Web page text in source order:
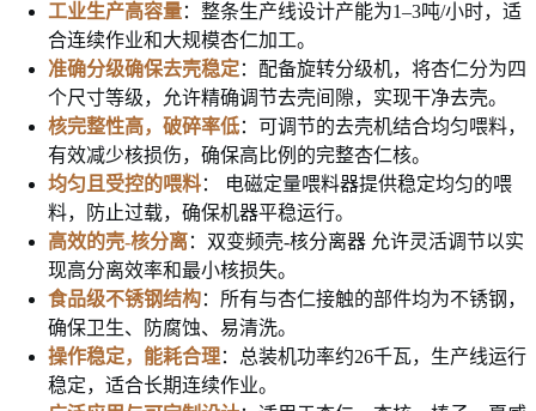
工业生产高容量：整条生产线设计产能为1–3吨/小时，适
合连续作业和大规模杏仁加工。
准确分级确保去壳稳定：配备旋转分级机，将杏仁分为四
个尺寸等级，允许精确调节去壳间隙，实现干净去壳。
核完整性高，破碎率低：可调节的去壳机结合均匀喂料，
有效减少核损伤，确保高比例的完整杏仁核。
均匀且受控的喂料： 电磁定量喂料器提供稳定均匀的喂
料，防止过载，确保机器平稳运行。
高效的壳-核分离：双变频壳-核分离器 允许灵活调节以实
现高分离效率和最小核损失。
食品级不锈钢结构：所有与杏仁接触的部件均为不锈钢，
确保卫生、防腐蚀、易清洗。
操作稳定，能耗合理：总装机功率约26千瓦，生产线运行
稳定，适合长期连续作业。